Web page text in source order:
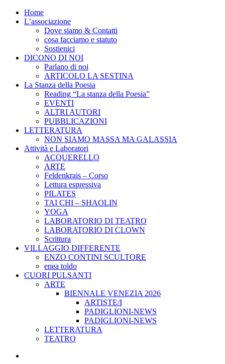
Home
L’associazione
Dove siamo & Contatti
cosa facciamo e statuto
Sostienici
DICONO DI NOI
Parlano di noi
ARTICOLO LA SESTINA
La Stanza della Poesia
Reading “La stanza della Poesia”
EVENTI
ALTRI AUTORI
PUBBLICAZIONI
LETTERATURA
NON SIAMO MASSA MA GALASSIA
Attività e Laboratori
ACQUERELLO
ARTE
Feldenkrais – Corso
Lettura espressiva
PILATES
TAI CHI – SHAOLIN
YOGA
LABORATORIO DI TEATRO
LABORATORIO DI CLOWN
Scrittura
VILLAGGIO DIFFERENTE
ENZO CONTINI SCULTORE
enea toldo
CUORI PULSANTI
ARTE
BIENNALE VENEZIA 2026
ARTISTE/I
PADIGLIONI-NEWS
PADIGLIONI-NEWS
LETTERATURA
TEATRO